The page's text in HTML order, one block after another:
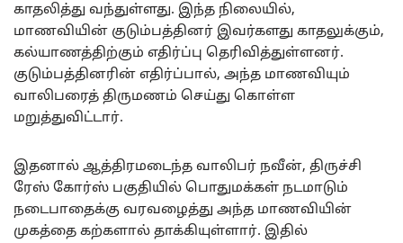
காதலித்து வந்துள்ளது. இந்த நிலையில்,
மாணவியின் குடும்பத்தினர் இவர்களது காதலுக்கும்,
கல்யாணத்திற்கும் எதிர்ப்பு தெரிவித்துள்ளனர்.
குடும்பத்தினரின் எதிர்ப்பால், அந்த மாணவியும்
வாலிபரைத் திருமணம் செய்து கொள்ள
மறுத்துவிட்டார்.
இதனால் ஆத்திரமடைந்த வாலிபர் நவீன், திருச்சி
ரேஸ் கோர்ஸ் பகுதியில் பொதுமக்கள் நடமாடும்
நடைபாதைக்கு வரவழைத்து அந்த மாணவியின்
முகத்தை கற்களால் தாக்கியுள்ளார். இதில்